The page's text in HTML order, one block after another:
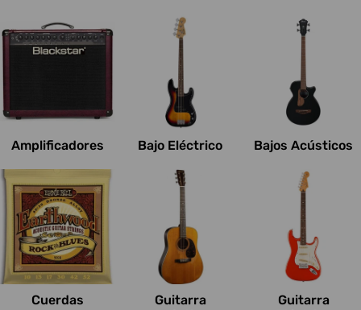
e
s
:
Amplificadores Bajo Eléctrico Bajos Acústicos
Cuerdas
Guitarra
Guitarra